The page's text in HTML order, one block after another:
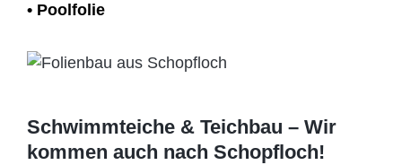
• Poolfolie
Schwimmteiche & Teichbau – Wir
kommen auch nach Schopfloch!